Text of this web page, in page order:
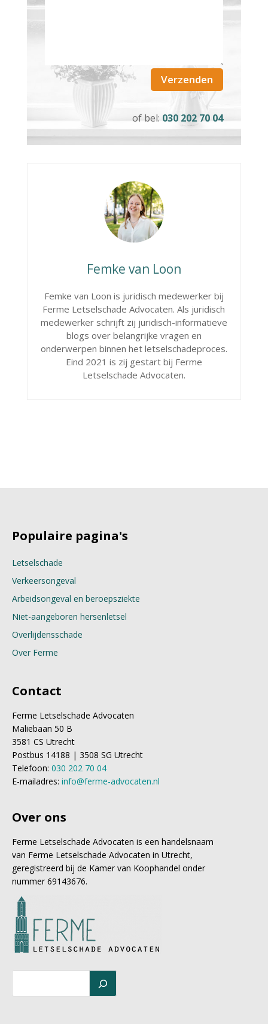
Verzenden
of bel: 030 202 70 04
Femke van Loon
Femke van Loon is juridisch medewerker bij
Ferme Letselschade Advocaten. Als juridisch
medewerker schrijft zij juridisch-informatieve
blogs over belangrijke vragen en
onderwerpen binnen het letselschadeproces.
Eind 2021 is zij gestart bij Ferme
Letselschade Advocaten.
Populaire pagina's
Letselschade
Verkeersongeval
Arbeidsongeval en beroepsziekte
Niet-aangeboren hersenletsel
Overlijdensschade
Over Ferme
Contact
Ferme Letselschade Advocaten
Maliebaan 50 B
3581 CS Utrecht
Postbus 14188 | 3508 SG Utrecht
Telefoon: 030 202 70 04
E-mailadres: info@ferme-advocaten.nl
Over ons
Ferme Letselschade Advocaten is een handelsnaam
van Ferme Letselschade Advocaten in Utrecht,
geregistreerd bij de Kamer van Koophandel onder
nummer 69143676.